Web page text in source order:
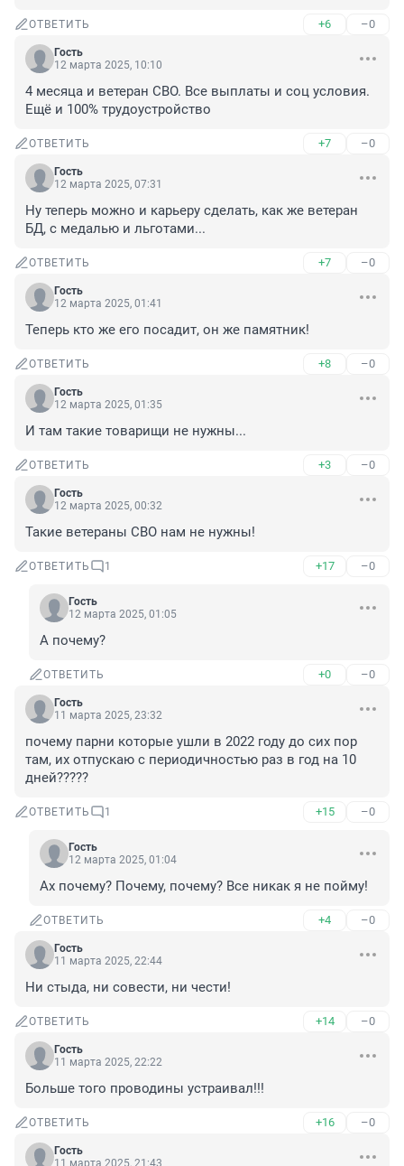
ОТВЕТИТЬ +6 –0
Гость
12 марта 2025, 10:10
4 месяца и ветеран СВО. Все выплаты и соц условия.
Ещё и 100% трудоустройство
ОТВЕТИТЬ +7 –0
Гость
12 марта 2025, 07:31
Ну теперь можно и карьеру сделать, как же ветеран
БД, с медалью и льготами...
ОТВЕТИТЬ +7 –0
Гость
12 марта 2025, 01:41
Теперь кто же его посадит, он же памятник!
ОТВЕТИТЬ +8 –0
Гость
12 марта 2025, 01:35
И там такие товарищи не нужны...
ОТВЕТИТЬ +3 –0
Гость
12 марта 2025, 00:32
Такие ветераны СВО нам не нужны!
ОТВЕТИТЬ 1 +17 –0
Гость
12 марта 2025, 01:05
А почему?
ОТВЕТИТЬ +0 –0
Гость
11 марта 2025, 23:32
почему парни которые ушли в 2022 году до сих пор
там, их отпускаю с периодичностью раз в год на 10
дней?????
ОТВЕТИТЬ 1 +15 –0
Гость
12 марта 2025, 01:04
Ах почему? Почему, почему? Все никак я не пойму!
ОТВЕТИТЬ +4 –0
Гость
11 марта 2025, 22:44
Ни стыда, ни совести, ни чести!
ОТВЕТИТЬ +14 –0
Гость
11 марта 2025, 22:22
Больше того проводины устраивал!!!
ОТВЕТИТЬ +16 –0
Гость
11 марта 2025, 21:43